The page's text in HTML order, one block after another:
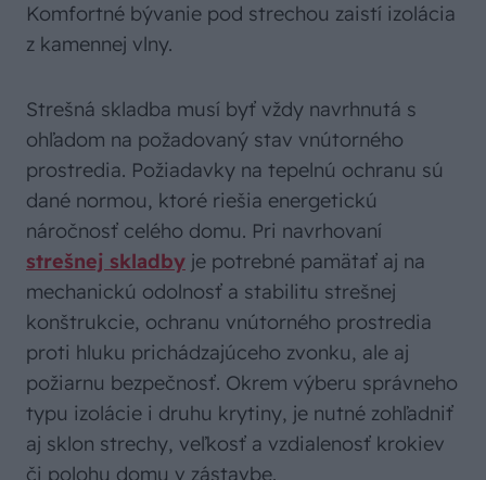
Komfortné bývanie pod strechou zaistí izolácia
z kamennej vlny.
Strešná skladba musí byť vždy navrhnutá s
ohľadom na požadovaný stav vnútorného
prostredia. Požiadavky na tepelnú ochranu sú
dané normou, ktoré riešia energetickú
náročnosť celého domu. Pri navrhovaní
strešnej skladby je potrebné pamätať aj na
mechanickú odolnosť a stabilitu strešnej
konštrukcie, ochranu vnútorného prostredia
proti hluku prichádzajúceho zvonku, ale aj
požiarnu bezpečnosť. Okrem výberu správneho
typu izolácie i druhu krytiny, je nutné zohľadniť
aj sklon strechy, veľkosť a vzdialenosť krokiev
či polohu domu v zástavbe.